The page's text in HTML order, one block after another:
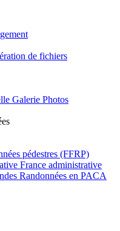
de fichiers
Galerie Photos
pédestres (FFRP)
France administrative
Randonnées en PACA